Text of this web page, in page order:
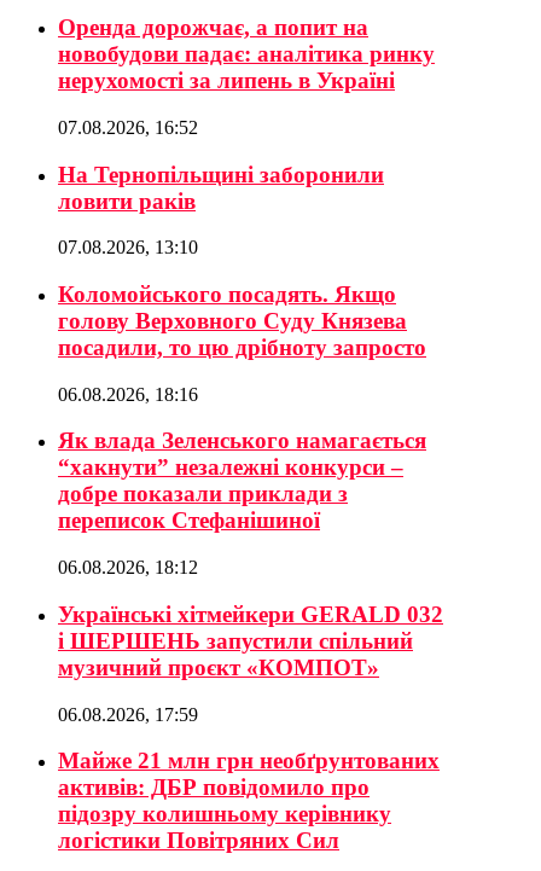
Оренда дорожчає, а попит на
новобудови падає: аналітика ринку
нерухомості за липень в Україні
07.08.2026, 16:52
На Тернопільщині заборонили
ловити раків
07.08.2026, 13:10
Коломойського посадять. Якщо
голову Верховного Суду Князева
посадили, то цю дрібноту запросто
06.08.2026, 18:16
Як влада Зеленського намагається
“хакнути” незалежні конкурси –
добре показали приклади з
переписок Стефанішиної
06.08.2026, 18:12
Українські хітмейкери GERALD 032
і ШЕРШЕНЬ запустили спільний
музичний проєкт «КОМПОТ»
06.08.2026, 17:59
Майже 21 млн грн необґрунтованих
активів: ДБР повідомило про
підозру колишньому керівнику
логістики Повітряних Сил